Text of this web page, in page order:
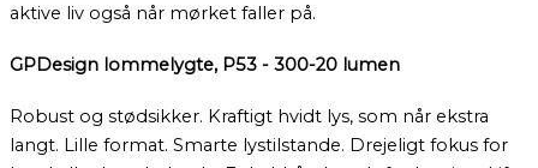
aktive liv også når mørket faller på.
GPDesign lommelygte, P53 - 300-20 lumen
Robust og stødsikker. Kraftigt hvidt lys, som når ekstra
langt. Lille format. Smarte lystilstande. Drejeligt fokus for